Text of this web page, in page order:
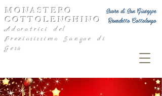
Suore di San Giuseppe
Benedetto Cottolengo
MONASTERO
COTTOLENGHINO
Adoratrici del
Preziosissimo Sangue di
Gesù